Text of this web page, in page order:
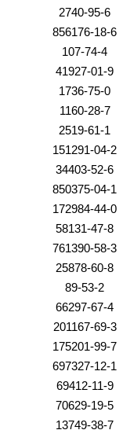
2740-95-6
856176-18-6
107-74-4
41927-01-9
1736-75-0
1160-28-7
2519-61-1
151291-04-2
34403-52-6
850375-04-1
172984-44-0
58131-47-8
761390-58-3
25878-60-8
89-53-2
66297-67-4
201167-69-3
175201-99-7
697327-12-1
69412-11-9
70629-19-5
13749-38-7